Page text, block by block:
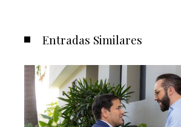
Entradas Similares